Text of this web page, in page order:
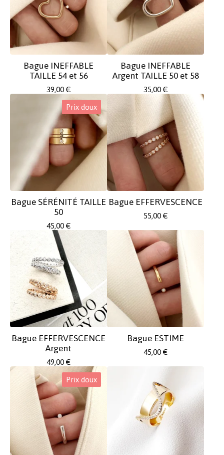
Bague INEFFABLE
TAILLE 54 et 56
39,00 €
Bague INEFFABLE
Argent TAILLE 50 et 58
35,00 €
Prix doux
Bague SÉRÉNITÉ TAILLE
50
45,00 €
Bague EFFERVESCENCE
55,00 €
Bague EFFERVESCENCE
Argent
49,00 €
Bague ESTIME
45,00 €
Prix doux